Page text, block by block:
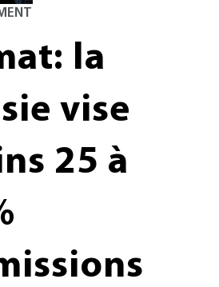
la
vise
25 à